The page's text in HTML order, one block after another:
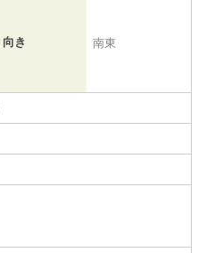
向き 南東